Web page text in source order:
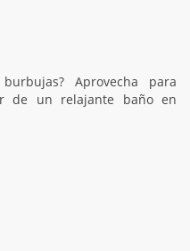
Aprovecha para
de un relajante baño en